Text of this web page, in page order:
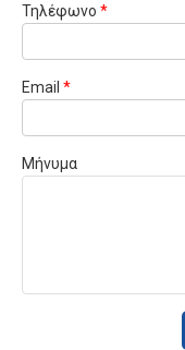
Τηλέφωνο *
Email *
Μήνυμα